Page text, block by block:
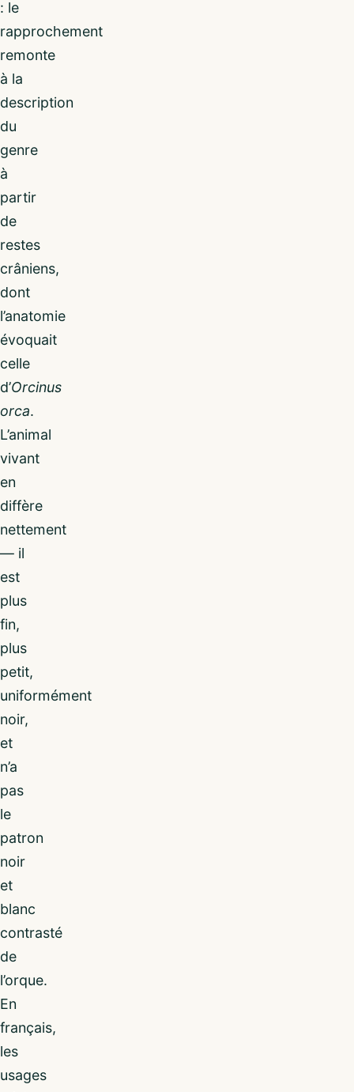
: le
rapprochement
remonte
à la
description
du
genre
à
partir
de
restes
crâniens,
dont
l’anatomie
évoquait
celle
d’Orcinus
orca.
L’animal
vivant
en
diffère
nettement
— il
est
plus
fin,
plus
petit,
uniformément
noir,
et
n’a
pas
le
patron
noir
et
blanc
contrasté
de
l’orque.
En
français,
les
usages